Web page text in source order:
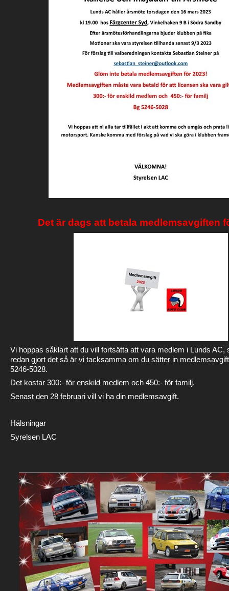
Det är dags att betala medlemsavgiften
Vi hoppas såklart att du vill fortsätta att vara medlem i Lunds AC,
redan gjort det så är vi tacksamma om du sätter in
5246-5028.
Det kostar 300:- för enskild medlem och 450:- för familj.
Senast den 28 februari vill vi ha din medlemsavgift.
Hälsningar
Syrelsen LAC